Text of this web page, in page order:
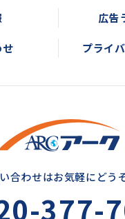
広告
せ プライ
合わせはお気軽にどう
377-